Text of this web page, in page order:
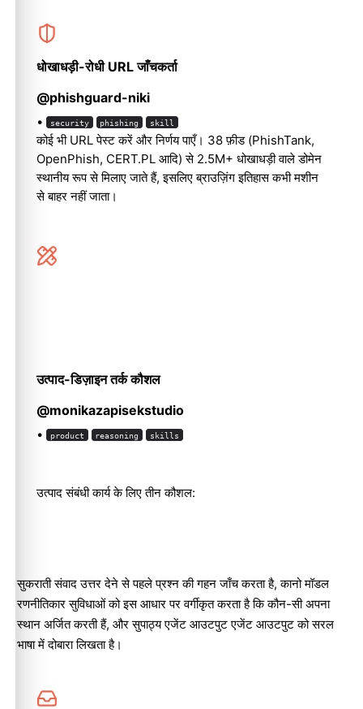
धोखाधड़ी-रोधी URL जाँचकर्ता
@phishguard-niki
• security phishing skill
कोई भी URL पेस्ट करें और निर्णय पाएँ। 38 फ़ीड (PhishTank,
OpenPhish, CERT.PL आदि) से 2.5M+ धोखाधड़ी वाले डोमेन
स्थानीय रूप से मिलाए जाते हैं, इसलिए ब्राउज़िंग इतिहास कभी मशीन
से बाहर नहीं जाता।
उत्पाद-डिज़ाइन तर्क कौशल
@monikazapisekstudio
• product reasoning skills
उत्पाद संबंधी कार्य के लिए तीन कौशल:
सुकराती संवादउत्तर देने से पहले प्रश्न की गहन जाँच करता है,कानो मॉडल
रणनीतिकारसुविधाओं को इस आधार पर वर्गीकृत करता है कि कौन-सी अपना
स्थान अर्जित करती हैं, औरसुपाठ्य एजेंट आउटपुटएजेंट आउटपुट को सरल
भाषा में दोबारा लिखता है।